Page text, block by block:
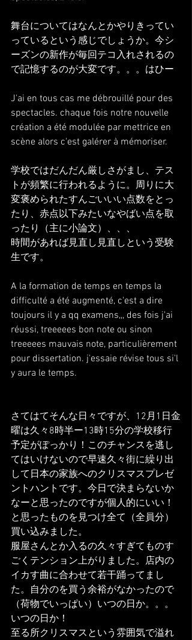
舞台についてはなんとかやりきってい
っているという感じでしょうか。今シ
ーズンの新作が毎回テコ入れされるの
で記憶するのが大変です。。。はひー
J'ai en tous cas me débrouillé pour des
spectacles. chaque fois notre nouvelle
création a été modulée par mettrice en
scène alors c'est galérer à mémoriser.
学校ではだんだん厳しさがまし、テス
トが頻繁に行われるように。周りに大
変褒められたすんごいいい点数をとっ
たり、赤点以下みたいなやばい点を取
ったり（主に小論文）、、、
時間があれば見直し見直しという受験
生です。
A la formation de temps en temps la
difficulté a été augmenté, c'est a dire
toujours il y a qq examens,,, des fois j'ai
réussi, treeeees bon note ou sinon
treeeees mauvais note, particulièrement
pour dissertation. j'essaie révise tous si'l
y aura le temps.
さてはてそんな日々ですが、12月1日金
曜は久々8時半ー13時15分の学校移行
予定がぽっかり！このチャンスを逃し
てはいけないので早速久々街に繰り出
して日本の家族へのクリスマスプレゼ
ントハントです。今日で決まらないか
なーと思ったのですが個人的にいい！
と思ったものを見つけ全て（全員分）
買い込みました。
服屋さんとか入るの久々すぎてものす
ごくテンション上がりました。店内の
イカす曲に合わせて若干踊ってまし
た。自分のを買う余裕がなかったので
（荷物でいっぱい）いつの日か。。。
いつの日か！
至る所クリスマスという雰囲気で溢れ